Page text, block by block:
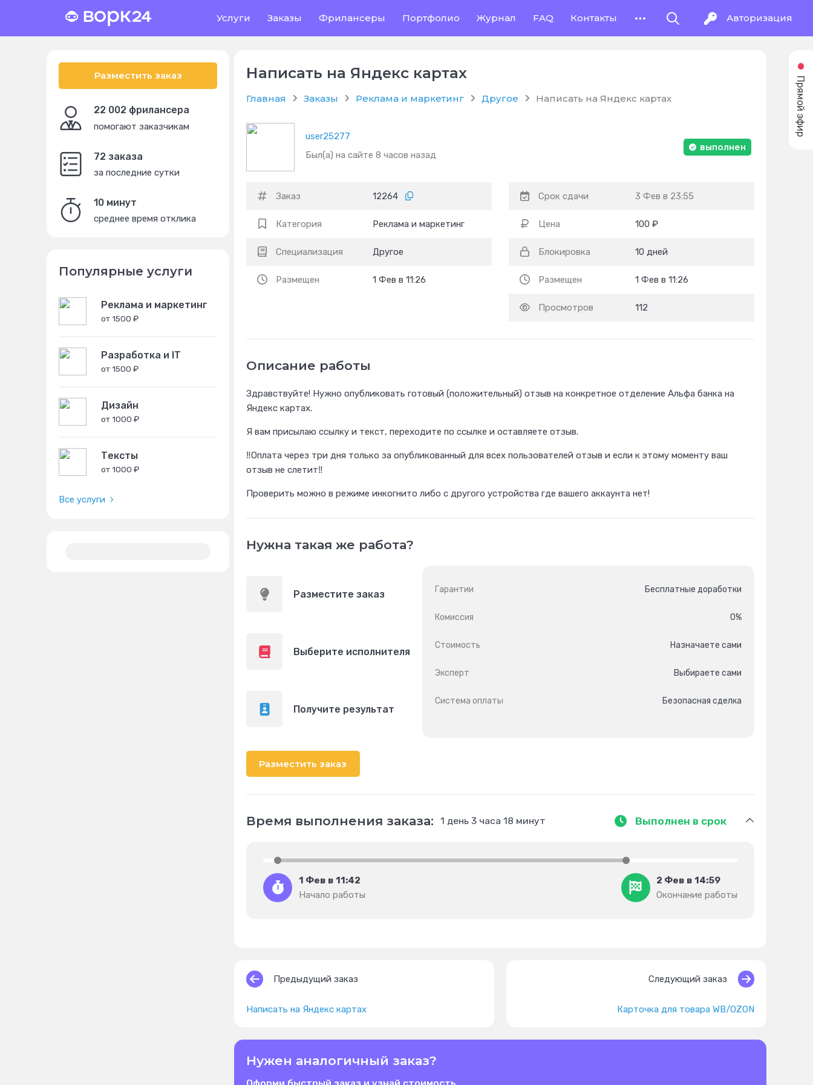
Услуги Заказы Фрилансеры Портфолио Журнал FAQ Контакты Авторизация
Разместить заказ
22 002 фрилансера
помогают заказчикам
72 заказа
за последние сутки
10 минут
среднее время отклика
Популярные услуги
Реклама и маркетинг
от 1500 ₽
Разработка и IT
от 1500 ₽
Дизайн
от 1000 ₽
Тексты
от 1000 ₽
Все услуги
Написать на Яндекс картах
Главная Заказы Реклама и маркетинг Другое Написать на Яндекс картах
user25277
Был(а) на сайте 8 часов назад
выполнен
Заказ 12264
Категория Реклама и маркетинг
Специализация Другое
Размещен 1 Фев в 11:26
Срок сдачи 3 Фев в 23:55
Цена 100 ₽
Блокировка 10 дней
Размещен 1 Фев в 11:26
Просмотров 112
Описание работы
Здравствуйте! Нужно опубликовать готовый (положительный) отзыв на конкретное отделение Альфа банка на
Яндекс картах.
Я вам присылаю ссылку и текст, переходите по ссылке и оставляете отзыв.
‼️Оплата через три дня только за опубликованный для всех пользователей отзыв и если к этому моменту ваш
отзыв не слетит‼️
Проверить можно в режиме инкогнито либо с другого устройства где вашего аккаунта нет!
Нужна такая же работа?
Разместите заказ
Выберите исполнителя
Получите результат
Гарантии Бесплатные доработки
Комиссия 0%
Стоимость Назначаете сами
Эксперт Выбираете сами
Система оплаты Безопасная сделка
Разместить заказ
Время выполнения заказа: 1 день 3 часа 18 минут Выполнен в срок
1 Фев в 11:42
Начало работы
2 Фев в 14:59
Окончание работы
Предыдущий заказ
Написать на Яндекс картах
Следующий заказ
Карточка для товара WB/OZON
Нужен аналогичный заказ?
Прямой эфир